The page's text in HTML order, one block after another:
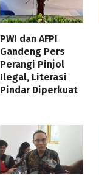
PWI dan AFPI
Gandeng Pers
Perangi Pinjol
Ilegal, Literasi
Pindar Diperkuat